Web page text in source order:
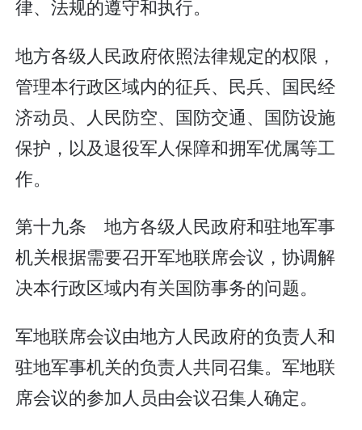
律、法规的遵守和执行。
地方各级人民政府依照法律规定的权限，
管理本行政区域内的征兵、民兵、国民经
济动员、人民防空、国防交通、国防设施
保护，以及退役军人保障和拥军优属等工
作。
第十九条 地方各级人民政府和驻地军事
机关根据需要召开军地联席会议，协调解
决本行政区域内有关国防事务的问题。
军地联席会议由地方人民政府的负责人和
驻地军事机关的负责人共同召集。军地联
席会议的参加人员由会议召集人确定。